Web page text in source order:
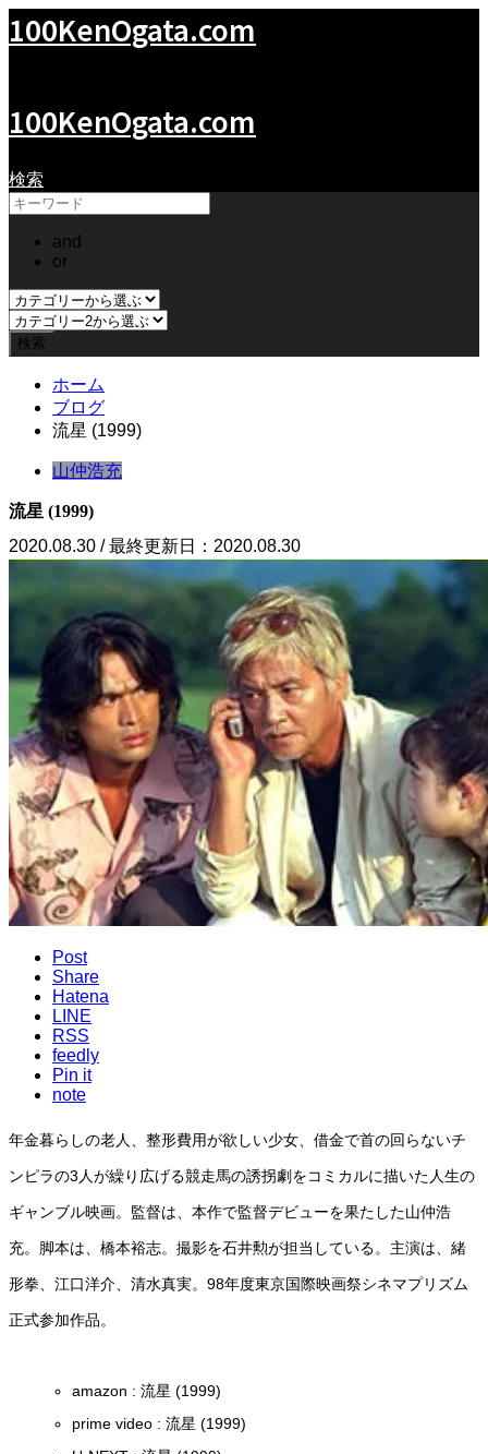
100KenOgata.com
100KenOgata.com
検索
and
or
ホーム
ブログ
流星 (1999)
山仲浩充
流星 (1999)
2020.08.30 / 最終更新日：2020.08.30
Post
Share
Hatena
LINE
RSS
feedly
Pin it
note
年金暮らしの老人、整形費用が欲しい少女、借金で首の回らないチ
ンピラの3人が繰り広げる競走馬の誘拐劇をコミカルに描いた人生の
ギャンブル映画。監督は、本作で監督デビューを果たした山仲浩
充。脚本は、橋本裕志。撮影を石井勲が担当している。主演は、緒
形拳、江口洋介、清水真実。98年度東京国際映画祭シネマプリズム
正式参加作品。
amazon : 流星 (1999)
prime video : 流星 (1999)